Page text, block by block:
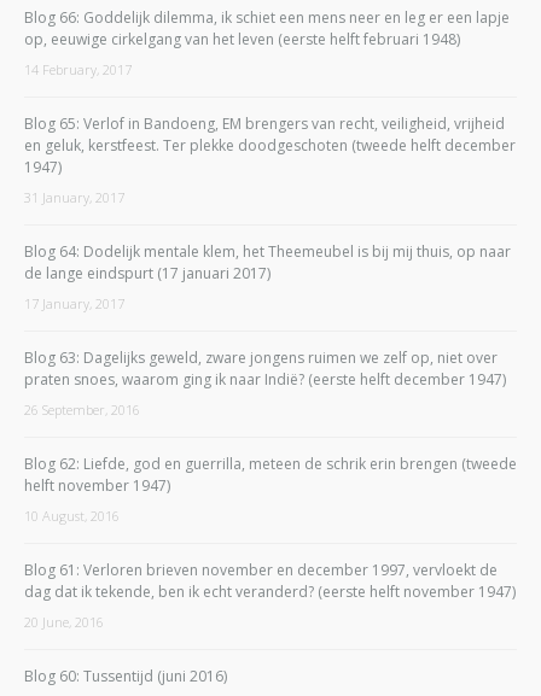
Blog 66: Goddelijk dilemma, ik schiet een mens neer en leg er een lapje
op, eeuwige cirkelgang van het leven (eerste helft februari 1948)
14 February, 2017
Blog 65: Verlof in Bandoeng, EM brengers van recht, veiligheid, vrijheid
en geluk, kerstfeest. Ter plekke doodgeschoten (tweede helft december
1947)
31 January, 2017
Blog 64: Dodelijk mentale klem, het Theemeubel is bij mij thuis, op naar
de lange eindspurt (17 januari 2017)
17 January, 2017
Blog 63: Dagelijks geweld, zware jongens ruimen we zelf op, niet over
praten snoes, waarom ging ik naar Indië? (eerste helft december 1947)
26 September, 2016
Blog 62: Liefde, god en guerrilla, meteen de schrik erin brengen (tweede
helft november 1947)
10 August, 2016
Blog 61: Verloren brieven november en december 1997, vervloekt de
dag dat ik tekende, ben ik echt veranderd? (eerste helft november 1947)
20 June, 2016
Blog 60: Tussentijd (juni 2016)